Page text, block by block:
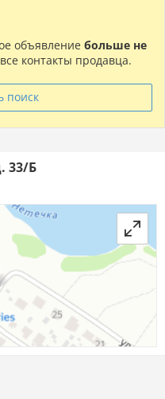
объявление больше не
контакты продавца.
поиск
33/Б